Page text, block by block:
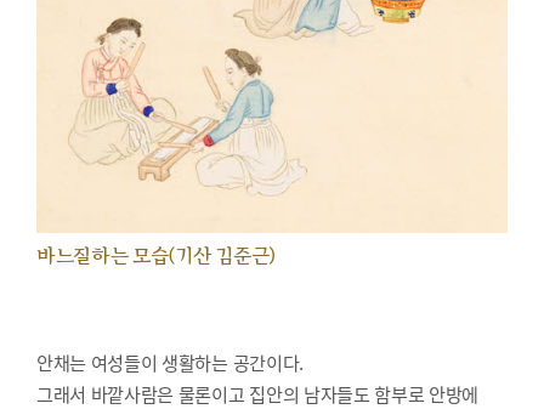
바느질하는 모습(기산 김준근)
안채는 여성들이 생활하는 공간이다.
그래서 바깥사람은 물론이고 집안의 남자들도 함부로 안방에